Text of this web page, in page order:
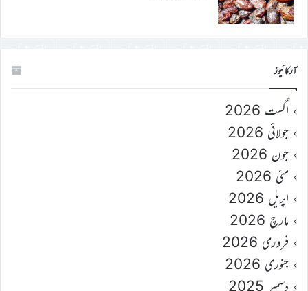
آرکائیوز
اگست 2026
جولائی 2026
جون 2026
مئی 2026
اپریل 2026
مارچ 2026
فروری 2026
جنوری 2026
دسمبر 2025